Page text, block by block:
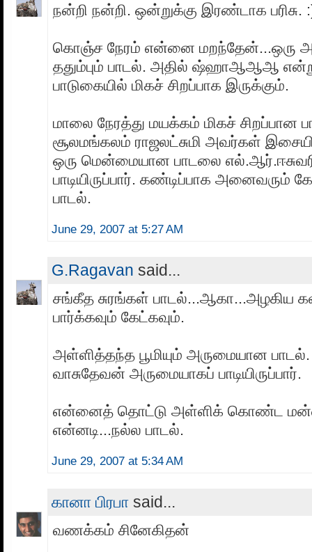
நன்றி நன்றி. ஒன்றுக்கு இரண்டாக பரிசு.
கொஞ்ச நேரம் என்னை மறந்தேன்...ஒரு
ததும்பும் பாடல். அதில் ஷ்ஹாஆஆஆ
பாடுகையில் மிகச் சிறப்பாக இருக்கும்.
மாலை நேரத்து மயக்கம் மிகச் சிறப்பான
சூலமங்கலம் ராஜலட்சுமி அவர்கள்
ஒரு மென்மையான பாடலை
பாடியிருப்பார். கண்டிப்பாக அனைவரும்
பாடல்.
June 29, 2007 at 5:27 AM
G.Ragavan said...
சங்கீத சுரங்கள் பாடல்...ஆகா...அழகிய
பார்க்கவும் கேட்கவும்.
அள்ளித்தந்த பூமியும் அருமையான பாடல்.
வாசுதேவன் அருமையாகப் பாடியிருப்பார்.
என்னைத் தொட்டு அள்ளிக் கொண்ட
என்னடி...நல்ல பாடல்.
June 29, 2007 at 5:34 AM
கானா பிரபா said...
வணக்கம் சினேகிதன்